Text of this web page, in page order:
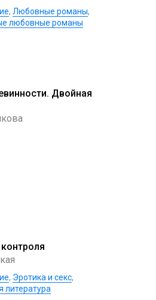
, Любовные романы,
любовные романы
Двойная
, Эротика и секс,
литература